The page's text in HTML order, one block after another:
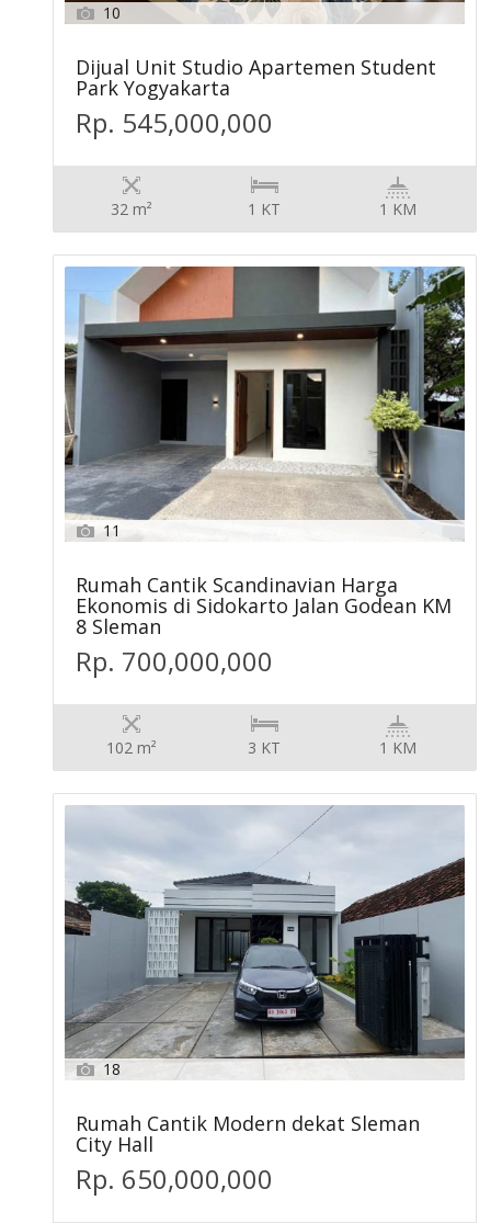
10
Dijual Unit Studio Apartemen Student
Park Yogyakarta
Rp. 545,000,000
32 m² 1 KT 1 KM
11
Rumah Cantik Scandinavian Harga
Ekonomis di Sidokarto Jalan Godean KM
8 Sleman
Rp. 700,000,000
102 m² 3 KT 1 KM
18
Rumah Cantik Modern dekat Sleman
City Hall
Rp. 650,000,000